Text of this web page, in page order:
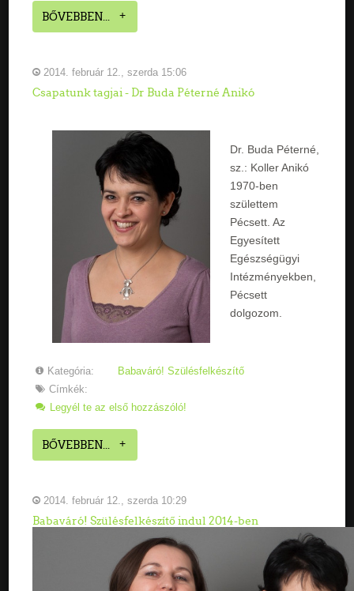
BŐVEBBEN...
2014. február 12., szerda 15:06
Csapatunk tagjai - Dr Buda Péterné Anikó
Dr. Buda Péterné,
sz.: Koller Anikó
1970-ben
születtem
Pécsett. Az
Egyesített
Egészségügyi
Intézményekben,
Pécsett
dolgozom.
Kategória:
Babaváró! Szülésfelkészítő
Címkék:
Legyél te az első hozzászóló!
BŐVEBBEN...
2014. február 12., szerda 10:29
Babaváró! Szülésfelkészítő indul 2014-ben